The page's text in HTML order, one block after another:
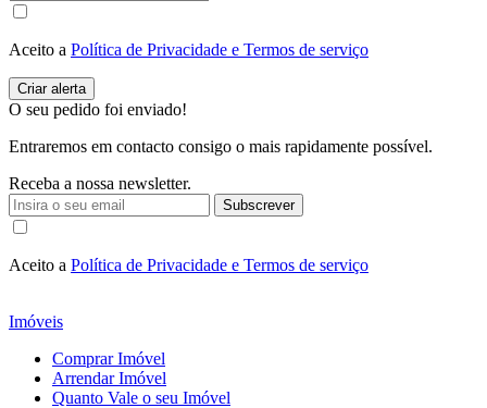
Aceito a Política de Privacidade e Termos de serviço
O seu pedido foi enviado!
Entraremos em contacto consigo o mais rapidamente possível.
Receba a nossa newsletter.
Subscrever
Aceito a Política de Privacidade e Termos de serviço
Imóveis
Comprar Imóvel
Arrendar Imóvel
Quanto Vale o seu Imóvel